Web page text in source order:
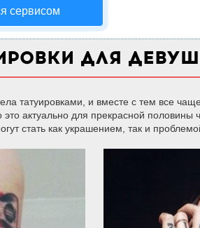
сервисом
ДЛЯ
татуировками, и вместе с тем все
это актуально для прекрасной половины
стать как украшением, так и